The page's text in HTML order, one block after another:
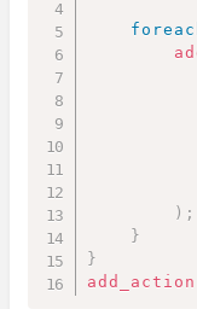
) ;
}
}
add_action